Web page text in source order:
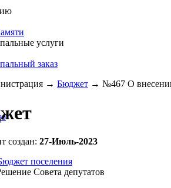
услуги
заказ
→ Бюджет → №467 О
создан: 27-Июль-2023
поселения
Совета депутатов